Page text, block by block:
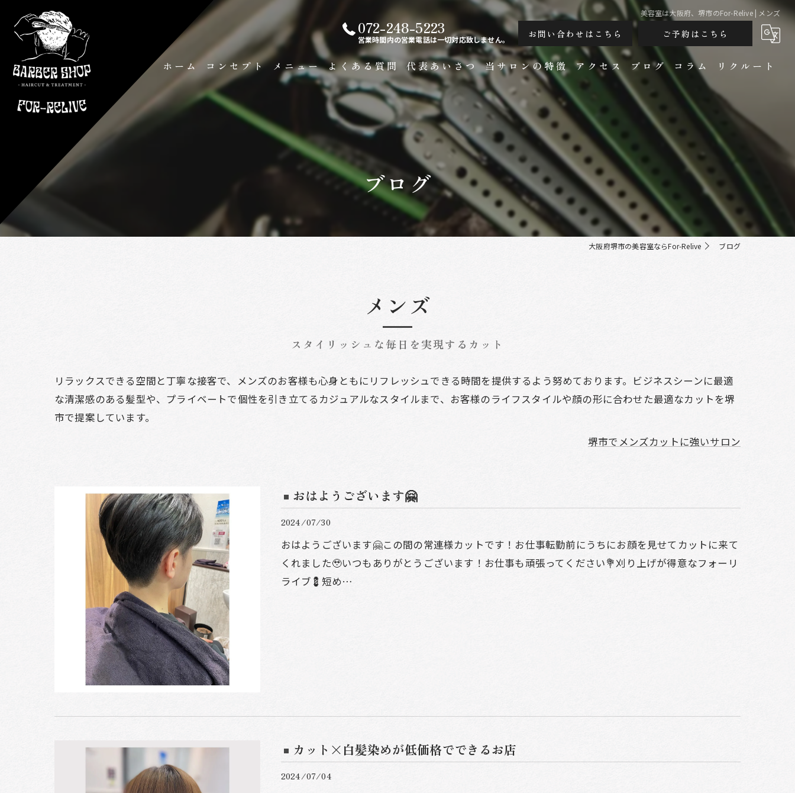
美容室は大阪府、堺市のFor-Relive | メンズ
072-248-5223
営業時間内の営業電話は一切対応致しません。 お問い合わせはこちら ご予約はこちら
ホーム コンセプト メニュー よくある質問 代表あいさつ 当サロンの特徴
白髪染め
メンズ
カラー
ビジネスカット
縮毛矯正
アクセス ブログ コラム リクルート
ブログ
大阪府堺市の美容室ならFor-Relive ブログ
メンズ
スタイリッシュな毎日を実現するカット
リラックスできる空間と丁寧な接客で、メンズのお客様も心身ともにリフレッシュできる時間を提供するよう努めております。ビジネスシーンに最適
な清潔感のある髪型や、プライベートで個性を引き立てるカジュアルなスタイルまで、お客様のライフスタイルや顔の形に合わせた最適なカットを堺
市で提案しています。
堺市でメンズカットに強いサロン
おはようございます🤗
2024/07/30
おはようございます🤗この間の常連様カットです！お仕事転勤前にうちにお顔を見せてカットに来て
くれました🥹いつもありがとうございます！お仕事も頑張ってください💐刈り上げが得意なフォーリ
ライブ💈短め…
カット×白髪染めが低価格でできるお店
2024/07/04